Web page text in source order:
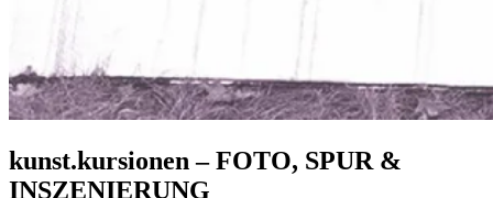
kunst.kursionen – FOTO, SPUR &
INSZENIERUNG